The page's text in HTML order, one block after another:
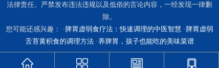
法律责任。严禁发布违法违规以及低俗的言论内容，一经发现一律删
除。
您可能还感兴趣： · 脾胃虚弱食疗法：快速调理的中医智慧 · 脾胃虚弱
舌苔黄积食的调理方法· 养脾胃，孩子也能吃的美味菜谱